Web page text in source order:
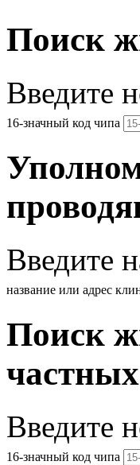
Поиск
Введите
16-значный код чипа
Введите
название или адрес
Поиск
Введите
16-значный код чипа